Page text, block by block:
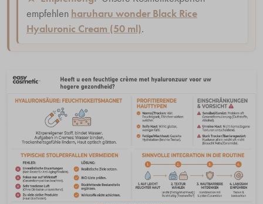
empfehlen haruharu wonder Black Rice
Hyaluronic Cream (50 ml).